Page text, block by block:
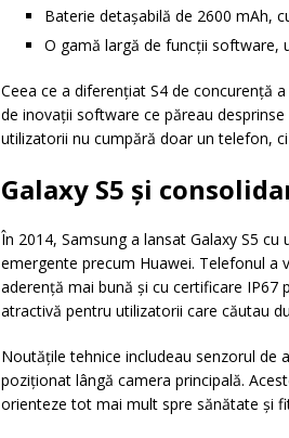
Baterie detașabilă de 2600 mAh,
O gamă largă de funcții software,
Ceea ce a diferențiat S4 de concurență
de inovații software ce păreau
utilizatorii nu cumpără doar un telefon,
Galaxy S5 și
În 2014, Samsung a lansat Galaxy S5
emergente precum Huawei. Telefonul a
aderență mai bună și cu certificare IP67
atractivă pentru utilizatorii care căutau
Noutățile tehnice includeau senzorul
poziționat lângă camera principală.
orienteze tot mai mult spre sănătate și